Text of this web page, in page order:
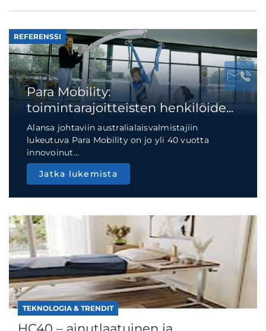
REFERENSSI
Para Mobility:
toimintarajoitteisten henkilöide...
Alansa johtaviin australialaisvalmistajiin
lukeutuva Para Mobility on jo yli 40 vuotta
innovoinut...
Jatka lukemista
TEKNOLOGIA & TRENDIT